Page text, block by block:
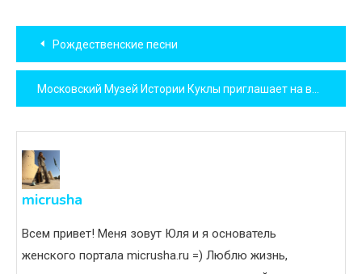
Навигация
по
записям
Рождественские песни
Московский Музей Истории Куклы приглашает на выставку!
micrusha
Всем привет! Меня зовут Юля и я основатель
женского портала micrusha.ru =) Люблю жизнь,